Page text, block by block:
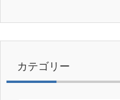
カテゴリー